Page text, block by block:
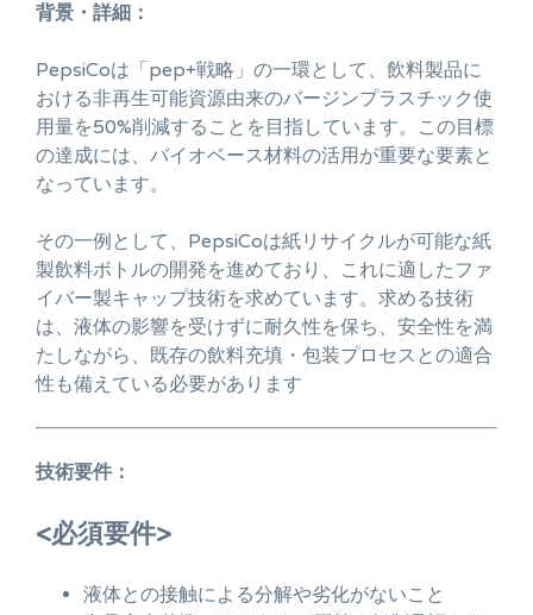
背景・詳細：
PepsiCoは「pep+戦略」の一環として、飲料製品に
おける非再生可能資源由来のバージンプラスチック使
用量を50%削減することを目指しています。この目標
の達成には、バイオベース材料の活用が重要な要素と
なっています。
その一例として、PepsiCoは紙リサイクルが可能な紙
製飲料ボトルの開発を進めており、これに適したファ
イバー製キャップ技術を求めています。求める技術
は、液体の影響を受けずに耐久性を保ち、安全性を満
たしながら、既存の飲料充填・包装プロセスとの適合
性も備えている必要があります
技術要件：
<必須要件>
液体との接触による分解や劣化がないこと